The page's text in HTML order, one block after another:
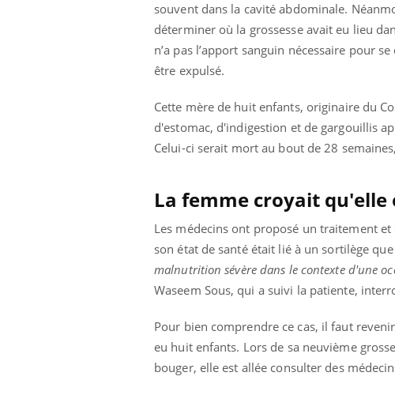
souvent dans la cavité abdominale.
déterminer où la grossesse avait eu lieu
n’a pas l’apport sanguin nécessaire pour
être expulsé.
Cette mère de huit enfants, originaire du
d'estomac, d'indigestion et de gargouillis
Celui-ci serait mort au bout de 28
La femme croyait
Les médecins ont proposé un traitement
son état de santé était lié à un sortilège
malnutrition sévère dans le contexte d'une
Waseem Sous, qui a suivi la patiente,
Pour bien comprendre ce cas, il faut
eu huit enfants. Lors de sa neuvième
bouger, elle est allée consulter des
Eczéma Chronique des Mains : se
préparer pour l’été !Youtube
L'été arrive… et avec lui, un tout nouveau
Youtube
Diabète
Le